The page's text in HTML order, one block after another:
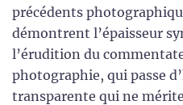
précédents
démontrent l’épaisseur
l’érudition du
photographie, qui passe
transparente qui ne